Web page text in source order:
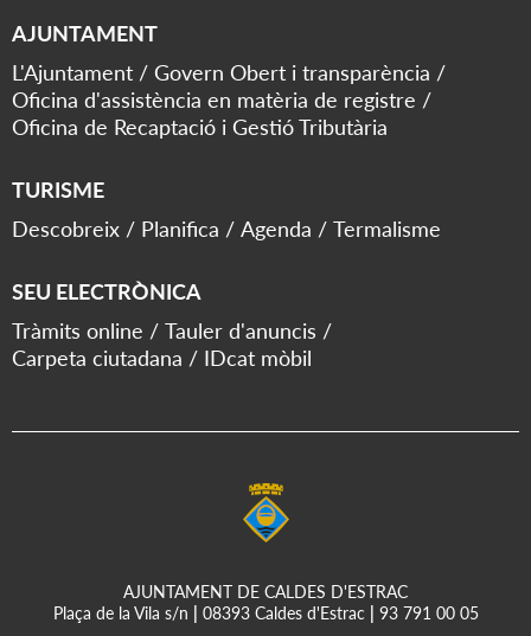
AJUNTAMENT
L'Ajuntament
Govern Obert i transparència
Oficina d'assistència en matèria de registre
Oficina de Recaptació i Gestió Tributària
TURISME
Descobreix
Planifica Agenda Termalisme
SEU ELECTRÒNICA
Tràmits online
Tauler d'anuncis
Carpeta ciutadana
IDcat mòbil
AJUNTAMENT DE CALDES D'ESTRAC
Plaça de la Vila s/n
08393 Caldes d'Estrac 93 791 00 05